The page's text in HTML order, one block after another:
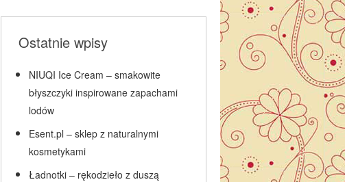
Ostatnie wpisy
NIUQI Ice Cream – smakowite
błyszczyki inspirowane zapachami
lodów
Esent.pl – sklep z naturalnymi
kosmetykami
Ładnotki – rękodzieło z duszą